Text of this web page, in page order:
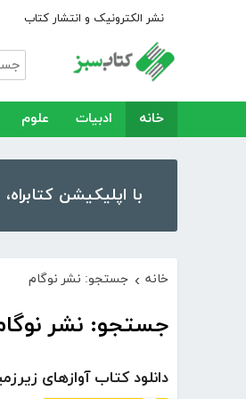
نشر الکترونیک و انتشار کتاب
خانه ادبیات علوم
با اپلیکیشن کتابراه، بیش از ۵۰،۰۰۰ کتاب، کتاب صوتی و رمان را در
خانه › جستجو: نشر نوگام
جستجو: نشر
دانلود کتاب آوازهای